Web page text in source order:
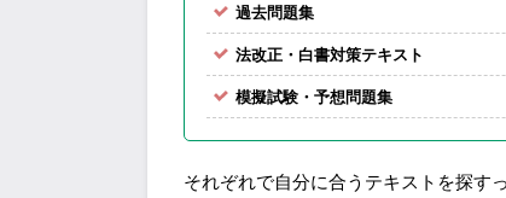
過去問題集
法改正・白書対策テキスト
模擬試験・予想問題集
それぞれで自分に合うテキストを探す